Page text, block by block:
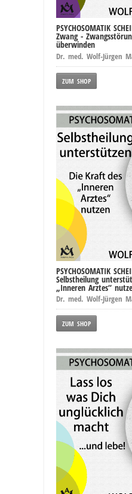
PSYCHOSOMATIK
Zwang -
überwinden
Dr. med. Wolf-Jürgen
ZUM SHOP
PSYCHOSOMATIK
Selbstheilung
„Inneren Arztes“
Dr. med. Wolf-Jürgen
ZUM SHOP